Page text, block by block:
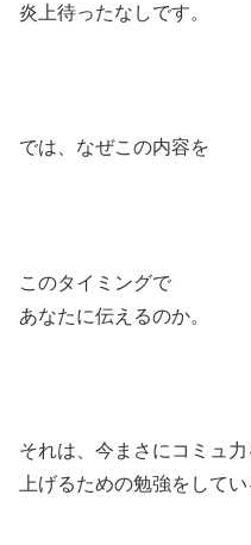
炎上待ったなしです。
では、なぜこの内容を
このタイミングで
あなたに伝えるのか。
それは、今まさにコミュ力
上げるための勉強をしてい